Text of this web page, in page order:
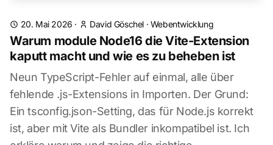
20. Mai 2026 · David Göschel · Webentwicklung
Warum module Node16 die Vite-Extension
kaputt macht und wie es zu beheben ist
Neun TypeScript-Fehler auf einmal, alle über
fehlende .js-Extensions in Importen. Der Grund:
Ein tsconfig.json-Setting, das für Node.js korrekt
ist, aber mit Vite als Bundler inkompatibel ist. Ich